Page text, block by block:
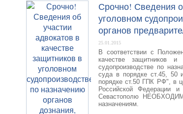
Срочно! Сведения
уголовном
органов
25.01.2015
В соответствии с
качестве защитников и
судопроизводстве по
суда в порядке ст.45, 50
порядке ст.50 ГПК РФ", в
Российской Федерации
Севастополю
назначениям.